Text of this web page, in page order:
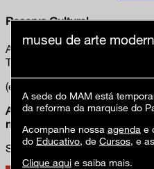
Reserva Cultural
Avenida Paulista, 900
Térreo Baixo
(entre as estações Trianon-
Aberto todos os dias das 12h
noite.
Sócios MAM tem entrada
museu de arte
A sede do MAM está
da reforma da marquise do
Acompanhe nossa agenda e
do Educativo, de Cursos, e
Clique aqui e saiba mais.